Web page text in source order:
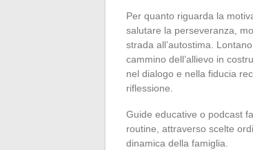
Per quanto riguarda la
salutare la perseveranza,
strada all’autostima.
cammino dell’allievo in
nel dialogo e nella fiducia
riflessione.
Guide educative o podcast
routine, attraverso scelte
dinamica della famiglia.